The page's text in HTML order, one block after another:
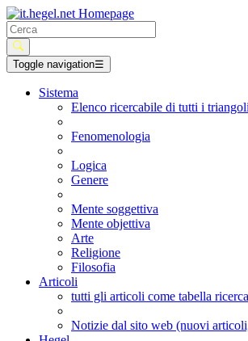
Toggle navigation☰
Sistema
Elenco ricercabile di tutti i triangoli
Fenomenologia
Logica
Genere
Mente soggettiva
Mente objettiva
Arte
Religione
Filosofia
Articoli
tutti gli articoli come tabella
Notizie dal sito web (nuovi